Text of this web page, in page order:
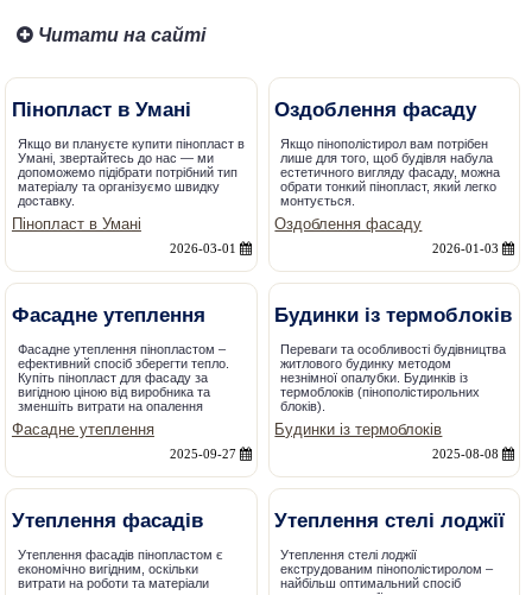
Читати на сайті
Пінопласт в Умані
Якщо ви плануєте купити пінопласт в
Умані, звертайтесь до нас — ми
допоможемо підібрати потрібний тип
матеріалу та організуємо швидку
доставку.
Пінопласт в Умані
2026-03-01
Оздоблення фасаду
Якщо пінополістирол вам потрібен
лише для того, щоб будівля набула
естетичного вигляду фасаду, можна
обрати тонкий пінопласт, який легко
монтується.
Оздоблення фасаду
2026-01-03
Фасадне утеплення
Фасадне утеплення пінопластом –
ефективний спосіб зберегти тепло.
Купіть пінопласт для фасаду за
вигідною ціною від виробника та
зменшіть витрати на опалення
Фасадне утеплення
2025-09-27
Будинки із термоблоків
Переваги та особливості будівництва
житлового будинку методом
незнімної опалубки. Будинків із
термоблоків (пінополістирольних
блоків).
Будинки із термоблоків
2025-08-08
Утеплення фасадів
Утеплення фасадів пінопластом є
економічно вигідним, оскільки
витрати на роботи та матеріали
Утеплення стелі лоджії
Утеплення стелі лоджії
екструдованим пінополістиролом –
найбільш оптимальний спосіб